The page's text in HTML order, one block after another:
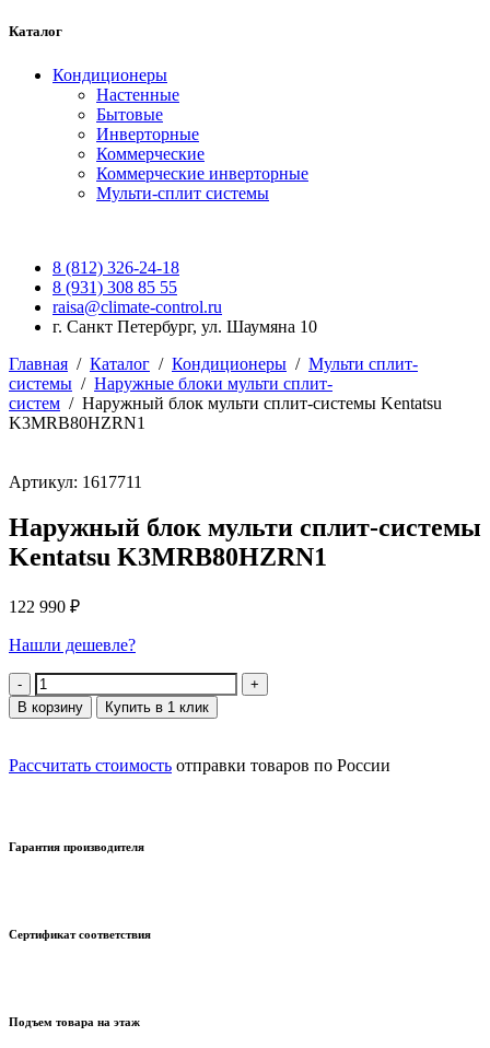
Каталог
Кондиционеры
Настенные
Бытовые
Инверторные
Коммерческие
Коммерческие инверторные
Мульти-сплит системы
8 (812) 326-24-18
8 (931) 308 85 55
raisa@climate-control.ru
г. Санкт Петербург, ул. Шаумяна 10
Главная / Каталог / Кондиционеры / Мульти сплит-
системы / Наружные блоки мульти сплит-
систем / Наружный блок мульти сплит-системы Kentatsu
K3MRB80HZRN1
Артикул: 1617711
Наружный блок мульти сплит-системы
Kentatsu K3MRB80HZRN1
122 990 ₽
Нашли дешевле?
Количество
В корзину Купить в 1 клик
Рассчитать стоимость отправки товаров по России
Гарантия производителя
Сертификат соответствия
Подъем товара на этаж